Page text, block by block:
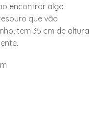
encontrar algo
que vão
tem 35 cm de altura